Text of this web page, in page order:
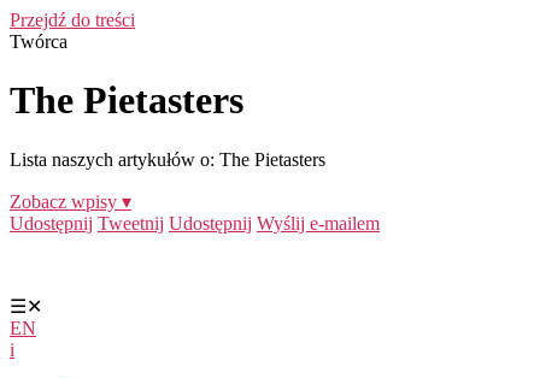
Przejdź do treści
Twórca
The Pietasters
Lista naszych artykułów o: The Pietasters
Zobacz wpisy ▾
Udostępnij Tweetnij Udostępnij Wyślij e-mailem
☰✕
EN
i